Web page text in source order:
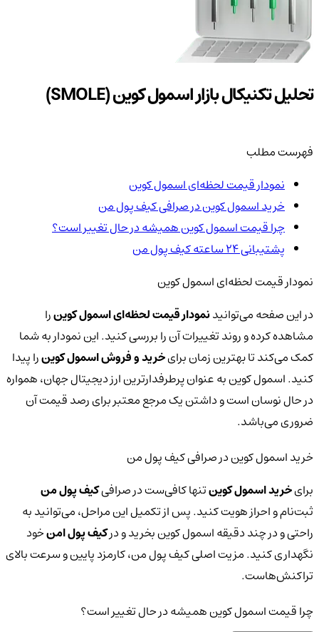
تحلیل تکنیکال بازار اسمول کوین (SMOLE)
فهرست مطلب
نمودار قیمت لحظه‌ای اسمول کوین
خرید اسمول کوین در صرافی کیف پول من
چرا قیمت اسمول کوین همیشه در حال تغییر است؟
پشتیبانی ۲۴ ساعته کیف پول من
نمودار قیمت لحظه‌ای اسمول کوین
در این صفحه می‌توانیدنمودار قیمت لحظه‌ای اسمول کوینرا
مشاهده کرده و روند تغییرات آن را بررسی کنید. این نمودار به شما
کمک می‌کند تا بهترین زمان برایخرید و فروش اسمول کوینرا پیدا
کنید. اسمول کوین به عنوان پرطرفدارترین ارز دیجیتال جهان، همواره
در حال نوسان است و داشتن یک مرجع معتبر برای رصد قیمت آن
ضروری می‌باشد.
خرید اسمول کوین در صرافی کیف پول من
برایخرید اسمول کوینتنها کافی‌ست در صرافیکیف پول من
ثبت‌نام و احراز هویت کنید. پس از تکمیل این مراحل، می‌توانید به
راحتی و در چند دقیقه اسمول کوین بخرید و درکیف پول امنخود
نگهداری کنید. مزیت اصلی کیف پول من، کارمزد پایین و سرعت بالای
تراکنش‌هاست.
چرا قیمت اسمول کوین همیشه در حال تغییر است؟